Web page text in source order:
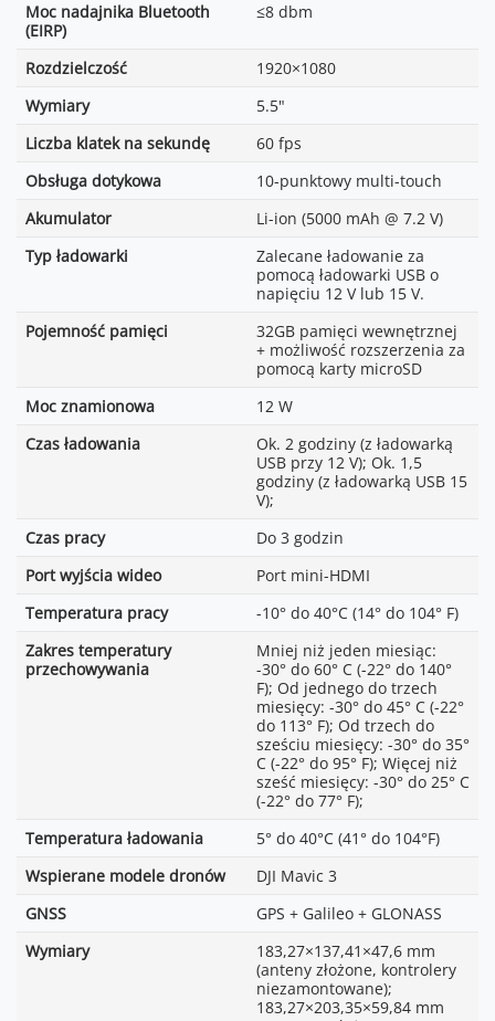
Moc nadajnika Bluetooth
(EIRP)
≤8 dbm
Rozdzielczość
1920×1080
Wymiary
5.5"
Liczba klatek na sekundę
60 fps
Obsługa dotykowa
10-punktowy multi-touch
Akumulator
Li-ion (5000 mAh @ 7.2 V)
Typ ładowarki
Zalecane ładowanie za
pomocą ładowarki USB o
napięciu 12 V lub 15 V.
Pojemność pamięci
32GB pamięci wewnętrznej
+ możliwość rozszerzenia za
pomocą karty microSD
Moc znamionowa
12 W
Czas ładowania
Ok. 2 godziny (z ładowarką
USB przy 12 V); Ok. 1,5
godziny (z ładowarką USB 15
V);
Czas pracy
Do 3 godzin
Port wyjścia wideo
Port mini-HDMI
Temperatura pracy
-10° do 40°C (14° do 104° F)
Zakres temperatury
przechowywania
Mniej niż jeden miesiąc:
-30° do 60° C (-22° do 140°
F); Od jednego do trzech
miesięcy: -30° do 45° C (-22°
do 113° F); Od trzech do
sześciu miesięcy: -30° do 35°
C (-22° do 95° F); Więcej niż
sześć miesięcy: -30° do 25° C
(-22° do 77° F);
Temperatura ładowania
5° do 40°C (41° do 104°F)
Wspierane modele dronów
DJI Mavic 3
GNSS
GPS + Galileo + GLONASS
Wymiary
183,27×137,41×47,6 mm
(anteny złożone, kontrolery
niezamontowane);
183,27×203,35×59,84 mm